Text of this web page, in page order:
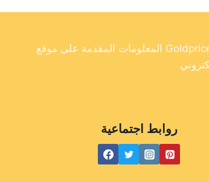
المعلومات المقدمة على موقع Goldpricesturkey.com مخصصة لأغراض إعلامية فقط ولا ينبغي اعتبارها نصيحة مالية. وفي حين أننا نسعى جاهدين لتوفير معلومات دقيقة وحديثة
روابط اجتماعية